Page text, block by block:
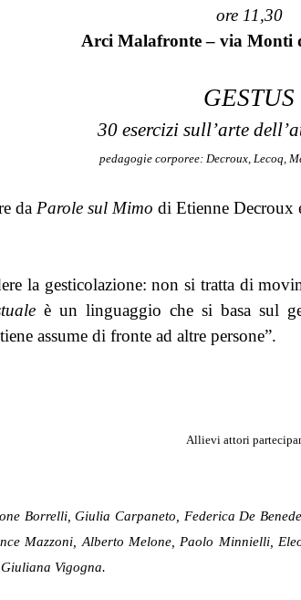
ore 11,30
Arci Malafronte – via Monti
GESTUS
30 esercizi sull’arte
pedagogie corporee: Decroux, Lecoq,
da Parole sul Mimo di Etienne Decroux
la gesticolazione: non si tratta di
è un linguaggio che si basa sul
assume di fronte ad altre persone”.
Allievi attori
Borrelli, Giulia Carpaneto, Federica De
Mazzoni, Alberto Melone, Paolo Minnielli,
Vigogna.